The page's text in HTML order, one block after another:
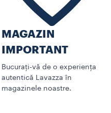
MAGAZIN
IMPORTANT
Bucurați-vă de o experiența
autentică Lavazza în
magazinele noastre.